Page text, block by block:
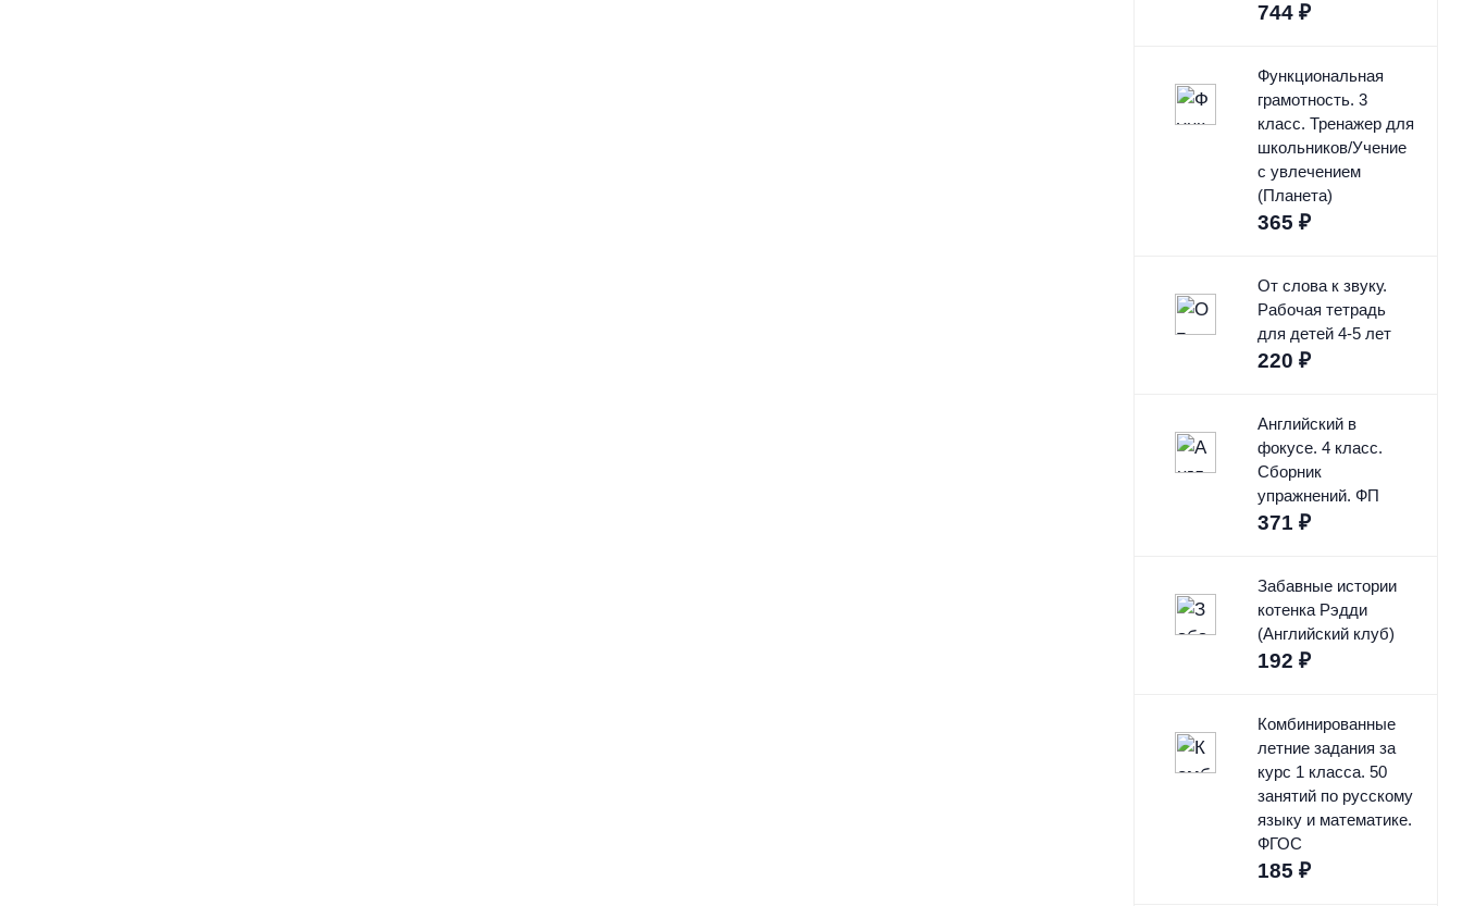
744 ₽
Функциональная
грамотность. 3
класс. Тренажер для
школьников/Учение
с увлечением
(Планета)
365 ₽
От слова к звуку.
Рабочая тетрадь
для детей 4-5 лет
220 ₽
Английский в
фокусе. 4 класс.
Сборник
упражнений. ФП
371 ₽
Забавные истории
котенка Рэдди
(Английский клуб)
192 ₽
Комбинированные
летние задания за
курс 1 класса. 50
занятий по русскому
языку и математике.
ФГОС
185 ₽